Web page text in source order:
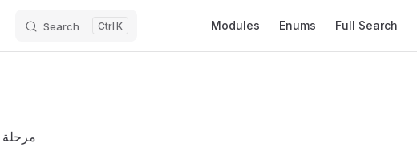
Search K Modules Enums Full Search